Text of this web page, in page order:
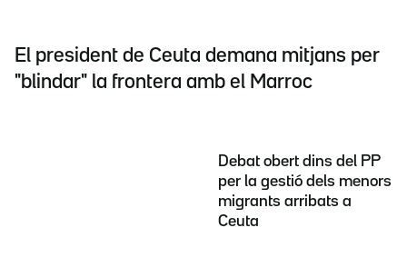
El president de Ceuta demana mitjans per
"blindar" la frontera amb el Marroc
Debat obert dins del PP
per la gestió dels menors
migrants arribats a
Ceuta